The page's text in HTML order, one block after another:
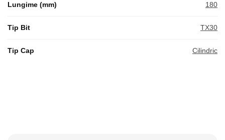
Lungime (mm) 180
Tip Bit TX30
Tip Cap Cilindric